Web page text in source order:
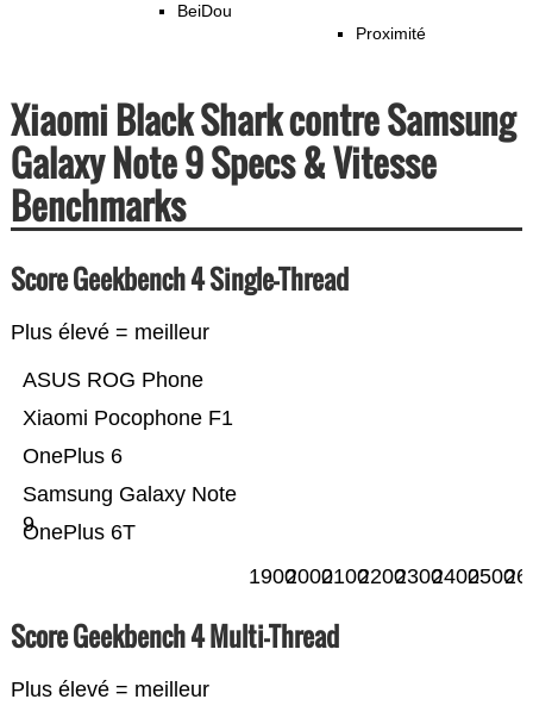
BeiDou
Proximité
Xiaomi Black Shark contre Samsung
Galaxy Note 9 Specs & Vitesse
Benchmarks
Score Geekbench 4 Single-Thread
Plus élevé = meilleur
OnePlus 6T
Samsung Galaxy Note
9
OnePlus 6
Xiaomi Pocophone F1
ASUS ROG Phone
1900200021002200230024002500
Score Geekbench 4 Multi-Thread
Plus élevé = meilleur